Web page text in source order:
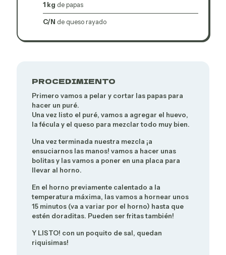
1 kg de papas
C/N de queso rayado
PROCEDIMIENTO
Primero vamos a pelar y cortar las papas para
hacer un puré.
Una vez listo el puré, vamos a agregar el huevo,
la fécula y el queso para mezclar todo muy bien.
Una vez terminada nuestra mezcla ¡a
ensuciarnos las manos! vamos a hacer unas
bolitas y las vamos a poner en una placa para
llevar al horno.
En el horno previamente calentado a la
temperatura máxima, las vamos a hornear unos
15 minutos (va a variar por el horno) hasta que
estén doraditas. Pueden ser fritas también!
Y LISTO! con un poquito de sal, quedan
riquisimas!